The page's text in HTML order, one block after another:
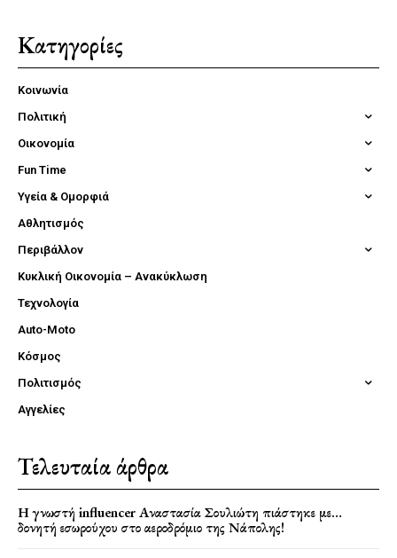
Κατηγορίες
Κοινωνία
Πολιτική
Οικονομία
Fun Time
Υγεία & Ομορφιά
Αθλητισμός
Περιβάλλον
Κυκλική Οικονομία – Ανακύκλωση
Τεχνολογία
Auto-Moto
Κόσμος
Πολιτισμός
Αγγελίες
Τελευταία άρθρα
Η γνωστή influencer Αναστασία Σουλιώτη πιάστηκε με…
δονητή εσωρούχου στο αεροδρόμιο της Νάπολης!